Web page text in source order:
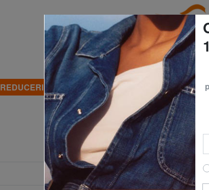
REDUCERI! Promovez CLOTHING all -50% &
Rucsacuri, genți și
Acasă
PIQUADRO ANULEAZĂ